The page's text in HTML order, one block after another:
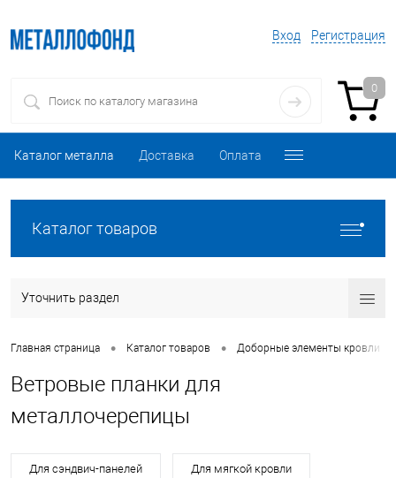
Вход Регистрация
0
Каталог металла Доставка Оплата
Каталог товаров
Уточнить раздел
Главная страница • Каталог товаров • Доборные элементы кровли
Ветровые планки для
металлочерепицы
Для сэндвич-панелей Для мягкой кровли